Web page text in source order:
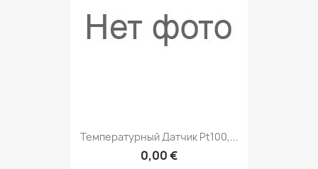
Температурный Датчик Pt100,...
0,00 €